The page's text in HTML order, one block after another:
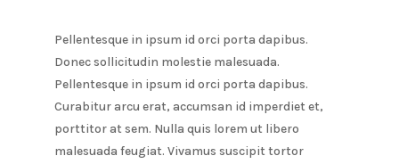
Pellentesque in ipsum id orci porta dapibus.
Donec sollicitudin molestie malesuada.
Pellentesque in ipsum id orci porta dapibus.
Curabitur arcu erat, accumsan id imperdiet et,
porttitor at sem. Nulla quis lorem ut libero
malesuada feugiat. Vivamus suscipit tortor